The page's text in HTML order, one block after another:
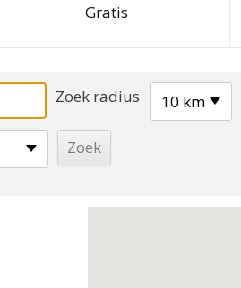
Gratis
Zoek radius 10 km